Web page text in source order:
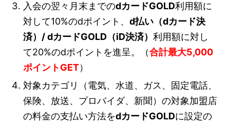
入会の翌々月末までのdカードGOLD利用額に
対して10%のdポイント、 d払い（dカード決
済）/ dカードGOLD（iD決済） 利用額に対し
て20%のdポイントを進呈。（合計最大5,000
ポイントGET）
対象カテゴリ（電気、水道、ガス、固定電話、
保険、放送、プロバイダ、新聞）の対象加盟店
の料金の支払い方法をdカードGOLDに設定の